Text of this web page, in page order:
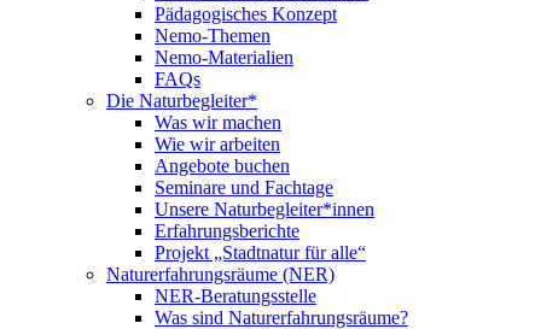
Pädagogisches Konzept
Nemo-Themen
Nemo-Materialien
FAQs
Die Naturbegleiter*
Was wir machen
Wie wir arbeiten
Angebote buchen
Seminare und Fachtage
Unsere Naturbegleiter*innen
Erfahrungsberichte
Projekt „Stadtnatur für alle“
Naturerfahrungsräume (NER)
NER-Beratungsstelle
Was sind Naturerfahrungsräume?